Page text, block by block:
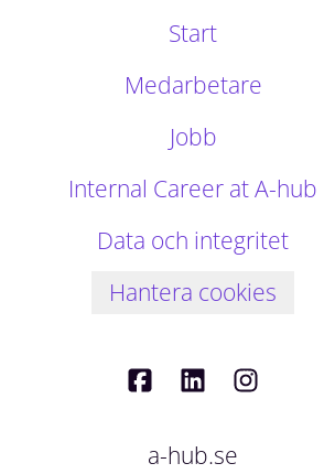
Start
Medarbetare
Jobb
Internal Career at A-hub
Data och integritet
Hantera cookies
a-hub.se